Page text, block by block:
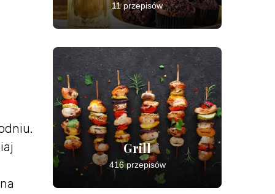
11 przepisów
Grill
416 przepisów